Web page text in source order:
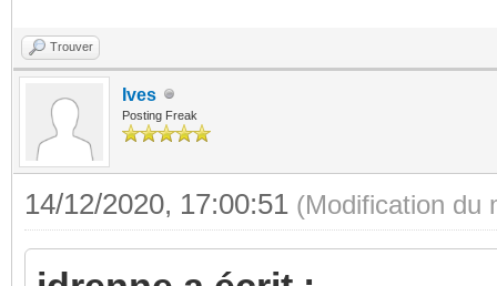
Trouver
Ives
Posting Freak
14/12/2020, 17:00:51 (Modification du